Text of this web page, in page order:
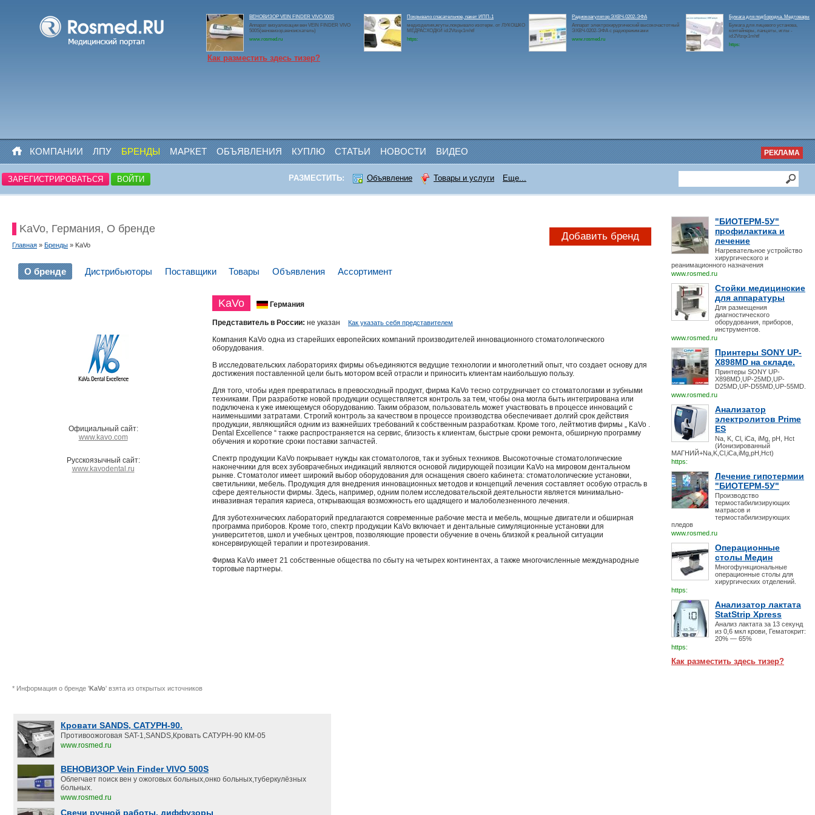
ВЕНОВИЗОР VEIN FINDER VIVO 500S
Аппарат визуализации вен VEIN FINDER VIVO
500S(веновизор,веноискатель)
www.rosmed.ru
Покрывало спасательное, пакет ИПП-1
медизделия,жгуты,покрывало изотерм. от ЛУКОШКО
МЕДРАСХОДКИ id:2Vtzqx1mhtf
https:
Радиокоагулятор ЭХВЧ-0202-ЭФА
Аппарат электрохирургический высокочастотный
ЭХВЧ-0202-ЭФА с радиорежимами
www.rosmed.ru
Бумага для подбородка. Медтовары
Бумага для лицевого установа,
контейнеры, ланцеты, иглы -
id:2Vtzqx1mhtf
https:
Как разместить здесь тизер?
КОМПАНИИ ЛПУ БРЕНДЫ МАРКЕТ ОБЪЯВЛЕНИЯ КУПЛЮ СТАТЬИ НОВОСТИ ВИДЕО РЕКЛАМА
ЗАРЕГИСТРИРОВАТЬСЯ ВОЙТИ РАЗМЕСТИТЬ: Объявление Товары и услуги Еще...
"БИОТЕРМ-5У"
профилактика и
лечение
Нагревательное устройство
хирургического и
реанимационного назначения
www.rosmed.ru
Стойки медицинские
для аппаратуры
Для размещения
диагностического
оборудования, приборов,
инструментов.
www.rosmed.ru
Принтеры SONY UP-
X898MD на складе.
Принтеры SONY UP-
X898MD,UP-25MD,UP-
D25MD,UP-D55MD,UP-55MD.
www.rosmed.ru
Анализатор
электролитов Prime
ES
Na, K, Cl, iCa, iMg, pH, Hct
(Ионизированный
МАГНИЙ+Na,K,Cl,iCa,iMg,pH,Hct)
https:
Лечение гипотермии
"БИОТЕРМ-5У"
Производство
термостабилизирующих
матрасов и
термостабилизирующих
пледов
www.rosmed.ru
Операционные
столы Медин
Многофункциональные
операционные столы для
хирургических отделений.
https:
Анализатор лактата
StatStrip Xpress
Анализ лактата за 13 секунд
из 0,6 мкл крови, Гематокрит:
20% — 65%
https:
Как разместить здесь тизер?
KaVo, Германия, О бренде
Главная » Бренды » KaVo
Добавить бренд
О бренде Дистрибьюторы Поставщики Товары Объявления Ассортимент
Официальный сайт:
www.kavo.com
Русскоязычный сайт:
www.kavodental.ru
KaVo Германия
Представитель в России: не указан Как указать себя представителем
Компания KaVo одна из старейших европейских компаний производителей инновационного стоматологического
оборудования.
В исследовательских лабораториях фирмы объединяются ведущие технологии и многолетний опыт, что создает основу для
достижения поставленной цели быть мотором всей отрасли и приносить клиентам наибольшую пользу.
Для того, чтобы идея превратилась в превосходный продукт, фирма KaVo тесно сотрудничает со стоматологами и зубными
техниками. При разработке новой продукции осуществляется контроль за тем, чтобы она могла быть интегрирована или
подключена к уже имеющемуся оборудованию. Таким образом, пользователь может участвовать в процессе инноваций с
наименьшими затратами. Строгий контроль за качеством в процессе производства обеспечивает долгий срок действия
продукции, являющийся одним из важнейших требований к собственным разработкам. Кроме того, лейтмотив фирмы „ KaVo .
Dental Excellence “ также распространяется на сервис, близость к клиентам, быстрые сроки ремонта, обширную программу
обучения и короткие сроки поставки запчастей.
Спектр продукции KaVo покрывает нужды как стоматологов, так и зубных техников. Высокоточные стоматологические
наконечники для всех зубоврачебных индикаций являются основой лидирующей позиции KaVo на мировом дентальном
рынке. Стоматолог имеет широкий выбор оборудования для оснащения своего кабинета: стоматологические установки,
светильники, мебель. Продукция для внедрения инновационных методов и концепций лечения составляет особую отрасль в
сфере деятельности фирмы. Здесь, например, одним полем исследовательской деятельности является минимально-
инвазивная терапия кариеса, открывающая возможность его щадящего и малоболезненного лечения.
Для зуботехнических лабораторий предлагаются современные рабочие места и мебель, мощные двигатели и обширная
программа приборов. Кроме того, спектр продукции KaVo включает и дентальные симуляционные установки для
университетов, школ и учебных центров, позволяющие провести обучение в очень близкой к реальной ситуации
консервирующей терапии и протезирования.
Фирма KaVo имеет 21 собственные общества по сбыту на четырех континентах, а также многочисленные международные
торговые партнеры.
* Информация о бренде 'KaVo' взята из открытых источников
Кровати SANDS, САТУРН-90.
Противоожоговая SAT-1,SANDS,Кровать САТУРН-90 КМ-05
www.rosmed.ru
ВЕНОВИЗОР Vein Finder VIVO 500S
Облегчает поиск вен у ожоговых больных,онко больных,туберкулёзных
больных.
www.rosmed.ru
Свечи ручной работы, диффузоры